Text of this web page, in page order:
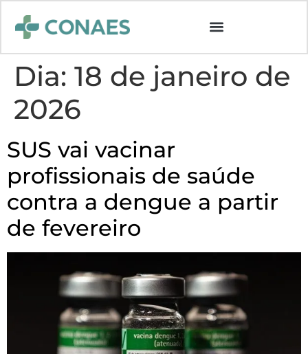
Dia: 18 de janeiro de
2026
SUS vai vacinar
profissionais de saúde
contra a dengue a partir
de fevereiro